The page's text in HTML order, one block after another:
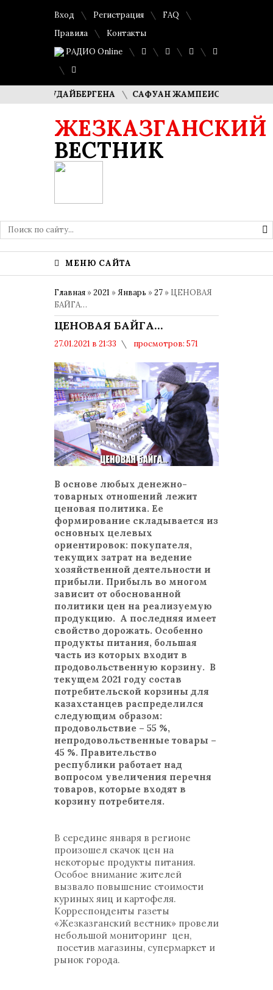
Вход Регистрация
FAQ
Правила
Контакты
РАДИО Online
САФУАН ЖАМПЕИСОВ: «МЫ ХОТИМ
ЖЕЗКАЗГАНСКИЙ
ВЕСТНИК
МЕНЮ САЙТА
Главная »2021 »Январь »27 » ЦЕНОВАЯ
БАЙГА…
ЦЕНОВАЯ БАЙГА…
27.01.2021 в 21:33
просмотров: 571
В основе любых денежно-
товарных отношений лежит
ценовая политика. Ее
формирование складывается из
основных целевых
ориентировок: покупателя,
текущих затрат на ведение
хозяйственной деятельности и
прибыли. Прибыль во многом
зависит от обоснованной
политики цен на реализуемую
продукцию. А последняя имеет
свойство дорожать. Особенно
продукты питания, большая
часть из которых входит в
продовольственную корзину. В
текущем 2021 году состав
потребительской корзины для
казахстанцев распределился
следующим образом:
продовольствие – 55 %,
непродовольственные товары –
45 %. Правительство
республики работает над
вопросом увеличения перечня
товаров, которые входят в
корзину потребителя.
В середине января в регионе
произошел скачок цен на
некоторые продукты питания.
Особое внимание жителей
вызвало повышение стоимости
куриных яиц и картофеля.
Корреспонденты газеты
«Жезказганский вестник» провели
небольшой мониторинг цен,
посетив магазины, супермаркет и
рынок города.